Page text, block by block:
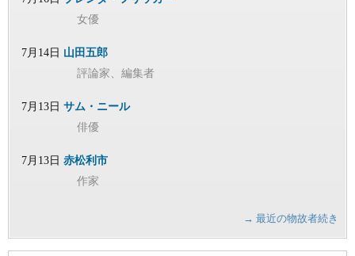
女優
7月14日 山田五郎
評論家、編集者
7月13日 サム・ニール
俳優
7月13日 赤松利市
作家
→ 最近の物故者続き